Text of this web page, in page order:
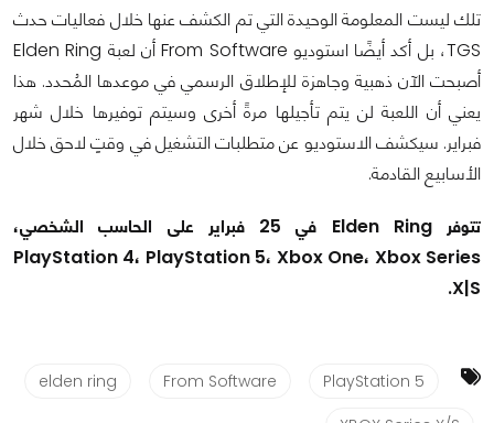
تلك ليست المعلومة الوحيدة التي تم الكشف عنها خلال فعاليات حدث
TGS، بل أكد أيضًا استوديو From Software أن لعبة Elden Ring
أصبحت الآن ذهبية وجاهزة للإطلاق الرسمي في موعدها المُحدد. هذا
يعني أن اللعبة لن يتم تأجيلها مرةً أخرى وسيتم توفيرها خلال شهر
فبراير. سيكشف الاستوديو عن متطلبات التشغيل في وقتٍ لاحق خلال
الأسابيع القادمة.
تتوفر Elden Ring في 25 فبراير على الحاسب الشخصي،
PlayStation 4، PlayStation 5، Xbox One، Xbox Series
X|S.
PlayStation 5
From Software
elden ring